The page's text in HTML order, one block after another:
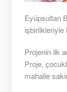
Eyüpsultan
işbirlikleriyle
Projenin ilk
Proje,
mahalle